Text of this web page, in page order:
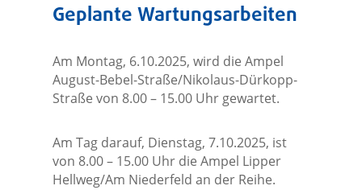
Geplante Wartungsarbeiten
Am Montag, 6.10.2025, wird die Ampel
August-Bebel-Straße/Nikolaus-Dürkopp-
Straße von 8.00 – 15.00 Uhr gewartet.
Am Tag darauf, Dienstag, 7.10.2025, ist
von 8.00 – 15.00 Uhr die Ampel Lipper
Hellweg/Am Niederfeld an der Reihe.